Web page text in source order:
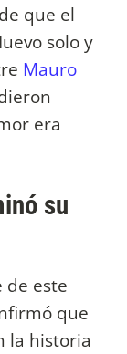
que el
solo y
Mauro
era
su
de este
que
la historia